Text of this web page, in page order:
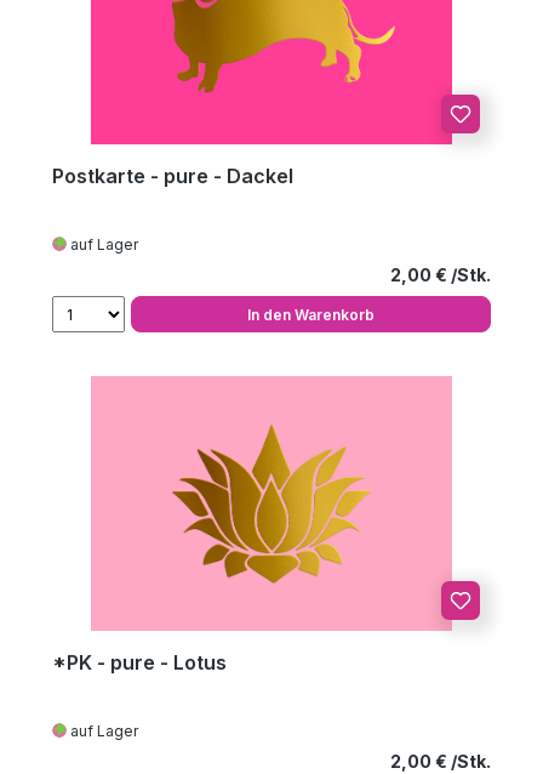
Postkarte - pure - Dackel
auf Lager
Regulärer
2,00 €
In den Warenkorb
*PK - pure - Lotus
auf Lager
Regulärer
2,00 €